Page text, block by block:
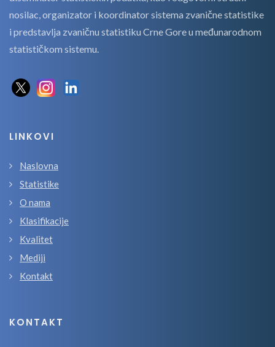
nosilac, organizator i koordinator sistema zvanične statistike
i predstavlja zvaničnu statistiku Crne Gore u međunarodnom
statističkom sistemu.
LINKOVI
Naslovna
Statistike
O nama
Klasifikacije
Kvalitet
Mediji
Kontakt
KONTAKT